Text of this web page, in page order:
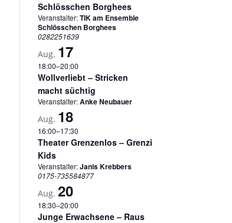
Schlösschen Borghees
Veranstalter:TIK am Ensemble
Schlösschen Borghees
0282251639
Aug. 17
18:00–20:00
Wollverliebt – Stricken
macht süchtig
Veranstalter:Anke Neubauer
Aug. 18
16:00–17:30
Theater Grenzenlos – Grenzi
Kids
Veranstalter:Janis Krebbers
0175-735584877
Aug.20
18:30–20:00
Junge Erwachsene – Raus